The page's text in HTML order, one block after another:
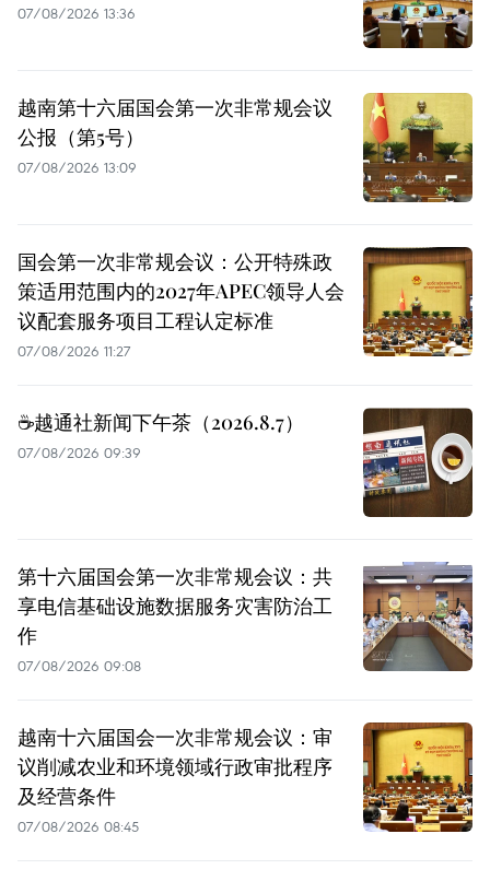
07/08/2026 13:36
越南第十六届国会第一次非常规会议
公报（第5号）
07/08/2026 13:09
国会第一次非常规会议：公开特殊政
策适用范围内的2027年APEC领导人会
议配套服务项目工程认定标准
07/08/2026 11:27
☕️越通社新闻下午茶（2026.8.7）
07/08/2026 09:39
第十六届国会第一次非常规会议：共
享电信基础设施数据服务灾害防治工
作
07/08/2026 09:08
越南十六届国会一次非常规会议：审
议削减农业和环境领域行政审批程序
及经营条件
07/08/2026 08:45